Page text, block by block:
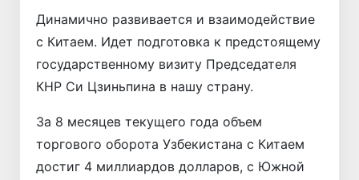
Динамично развивается и взаимодействие
с Китаем. Идет подготовка к предстоящему
государственному визиту Председателя
КНР Си Цзиньпина в нашу страну.
За 8 месяцев текущего года объем
торгового оборота Узбекистана с Китаем
достиг 4 миллиардов долларов, с Южной